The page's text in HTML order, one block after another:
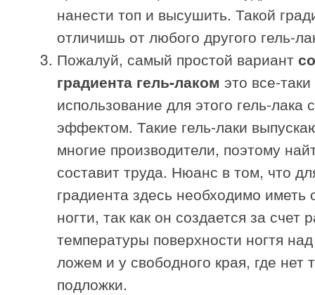
нанести топ и высушить. Такой
отличишь от любого другого гель-
Пожалуй, самый простой вариант
градиента гель-лаком это все-таки
использование для этого гель-лака
эффектом. Такие гель-лаки
многие производители, поэтому
составит труда. Нюанс в том, что
градиента здесь необходимо иметь
ногти, так как он создается за счет
температуры поверхности ногтя
ложем и у свободного края, где нет
подложки.